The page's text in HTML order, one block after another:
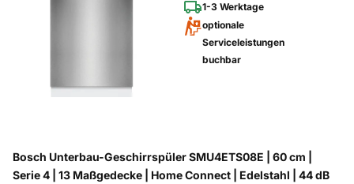
1-3 Werktage
optionale
Serviceleistungen
buchbar
Bosch Unterbau-Geschirrspüler SMU4ETS08E | 60 cm |
Serie 4 | 13 Maßgedecke | Home Connect | Edelstahl | 44 dB